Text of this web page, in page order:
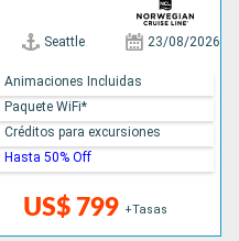
Seattle 23/08/2026
US$ 799 +Tasas
Animaciones Incluidas
Paquete WiFi*
Créditos para excursiones
Hasta 50% Off